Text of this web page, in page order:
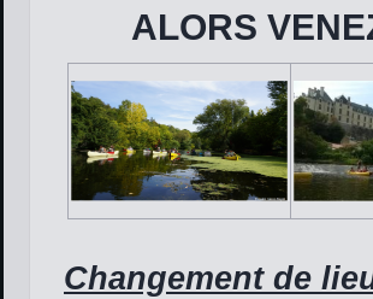
ALORS
Changement de